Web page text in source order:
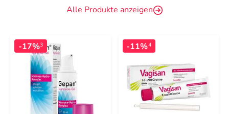
Alle Produkte anzeigen
-17%3 -11%4